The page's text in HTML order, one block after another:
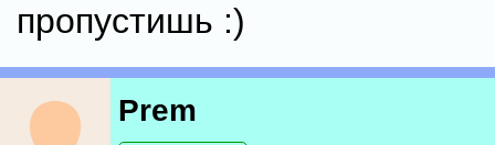
пропустишь :)
Prem